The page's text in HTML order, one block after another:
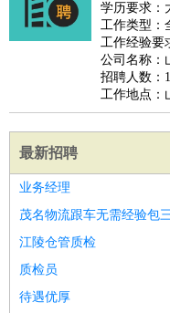
学历要求：
工作类型：
工作经验要
公司名称：
招聘人数：
工作地点：
最新招聘
业务经理
茂名物流跟车无需经验包
江陵仓管质检
质检员
待遇优厚